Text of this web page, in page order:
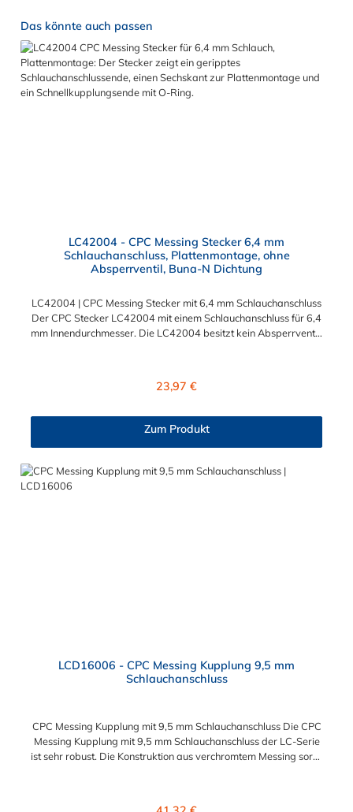
Produktgalerie überspringen
Das könnte auch passen
LC42004 - CPC Messing Stecker 6,4 mm
Schlauchanschluss, Plattenmontage, ohne
Absperrventil, Buna-N Dichtung
LC42004 | CPC Messing Stecker mit 6,4 mm Schlauchanschluss
Der CPC Stecker LC42004 mit einem Schlauchanschluss für 6,4
mm Innendurchmesser. Die LC42004 besitzt kein Absperrventil,
11,1 mm. Sie können diesen CPC Stecker mit den Serien der
bietet eine große Auswahl an Konfigurationen, um die
erfüllen. Die Colder Products Company Serie ist ein
leistungsstarkes, hochzuverlässiges Steckverbindersystem, das
Regulärer Preis:
23,97 €
Zum Produkt
LCD16006 - CPC Messing Kupplung 9,5 mm
Schlauchanschluss
CPC Messing Kupplung mit 9,5 mm Schlauchanschluss Die CPC
Messing Kupplung mit 9,5 mm Schlauchanschluss der LC-Serie
ist sehr robust. Die Konstruktion aus verchromtem Messing sorgt
Regulärer Preis: